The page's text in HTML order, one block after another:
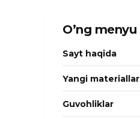
O’ng menyu
Sayt haqida
Yangi materiallar
Guvohliklar